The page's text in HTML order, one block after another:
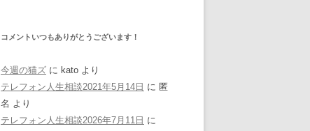
コメントいつもありがとうございます！
今週の猫ズ に kato より
テレフォン人生相談2021年5月14日 に 匿
名 より
テレフォン人生相談2026年7月11日 に